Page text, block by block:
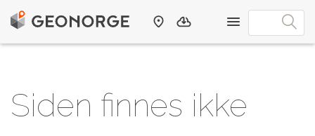
Siden finnes ikke